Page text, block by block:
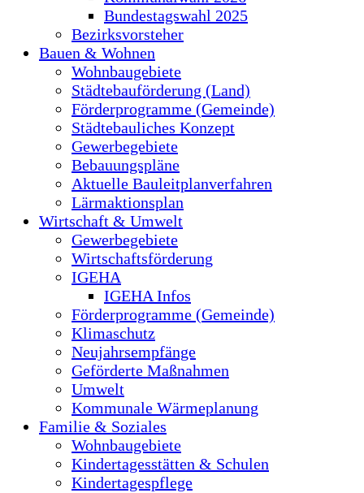
Bundestagswahl 2025
Bezirksvorsteher
Bauen & Wohnen
Wohnbaugebiete
Städtebauförderung (Land)
Förderprogramme (Gemeinde)
Städtebauliches Konzept
Gewerbegebiete
Bebauungspläne
Aktuelle Bauleitplanverfahren
Lärmaktionsplan
Wirtschaft & Umwelt
Gewerbegebiete
Wirtschaftsförderung
IGEHA
IGEHA Infos
Förderprogramme (Gemeinde)
Klimaschutz
Neujahrsempfänge
Geförderte Maßnahmen
Umwelt
Kommunale Wärmeplanung
Familie & Soziales
Wohnbaugebiete
Kindertagesstätten & Schulen
Kindertagespflege